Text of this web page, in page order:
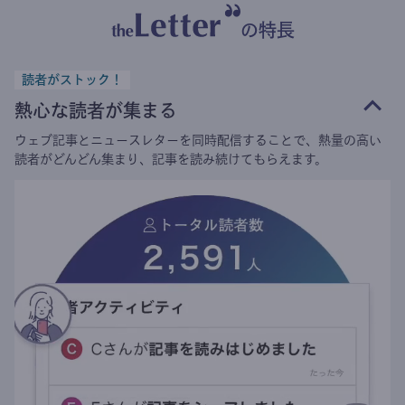
の特長
読者がストック！
熱心な読者が集まる
ウェブ記事とニュースレターを同時配信することで、熱量の高い
読者がどんどん集まり、記事を読み続けてもらえます。